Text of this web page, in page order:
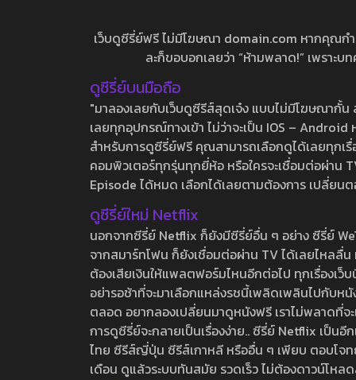
เว็บดูซีรี่ย์ฟรี ไม่มีโฆษณา domain.com หากคุณก
ละก็ขอบอกเลยว่า “ห้ามพลาด!” เพราะ
ดูซีรี่ย์บนมือถือ
"มาลองเลยกับเว็บดูซีรีส์สุดเจ๋ง แบบไม่มีโฆษณากั้
เลยทุกอุปกรณ์ทางเข้า ไม่ว่าจะเป็น IOS –
สำหรับการดูซีรี่ย์ฟรี คุณสามารถเลือกดูได้เลยทุกเ
คอมพิวเตอร์ทุกรุ่นทุกยี่ห้อ หรือใครจะเชื่อมต่อผ่าน
Episode ได้หมด เลือกได้เลยตามต้องการ เปลี่ยน
ดูซีรี่ย์ใหม่ Netflix
นอกจากซีรี่ย์ Netflix ก็ยังมีซีรี่ย์อื่น ๆ อย่าง ซีรี่ย์
จากสมาร์ทโฟน ก็ยังเชื่อมต่อผ่าน TV ได้เลยไหลลื่
ต้องเสียเงินให้แพลตฟอร์มไหนอีกต่อไป ทุกเรื่องเว็
อย่ารอช้าที่จะมาเลือกแหล่งรชนี้เพลิดเพลินไปกับห
ตลอด อยากลองเปลี่ยนมาดูหนังฟรี เราไม่พลาดที่
การดูซีรี่ย์จะกลายเป็นเรื่องง่าย.. ซีรี่ย์ Netflix เป็น
ไทย ซีรีส์ญี่ปุ่น ซีรีส์เกาหลี หรืออื่น ๆ เพียบ ตอบโจท
เดือน ดูแล้วระบบทันสมัย รวดเร็ว ไม่ต้องดาวน์โห